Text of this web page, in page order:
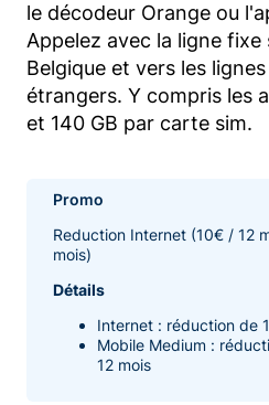
le décodeur Orange ou
Appelez avec la ligne fixe
Belgique et vers les
étrangers. Y compris les
et 140 GB par carte sim.
Promo
Reduction Internet (10€ / 12
mois)
Détails
Internet : réduction de
Mobile Medium :
12 mois